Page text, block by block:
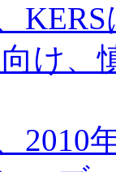
向け
2010